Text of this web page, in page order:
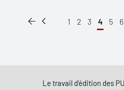
1 2 3 4 5 6
Le travail d'édition des